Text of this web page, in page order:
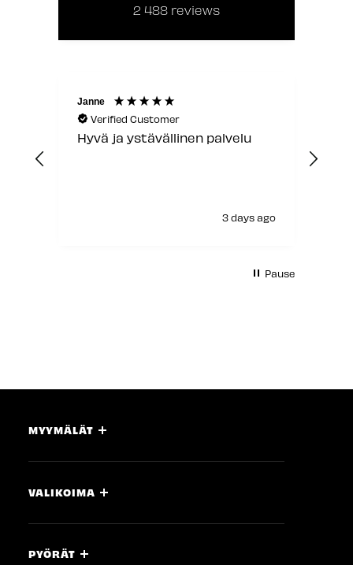
2 488 reviews
Janne
Verified Customer
Hyvä ja ystävällinen palvelu
3 days ago
Pause
MYYMÄLÄT
VALIKOIMA
PYÖRÄT